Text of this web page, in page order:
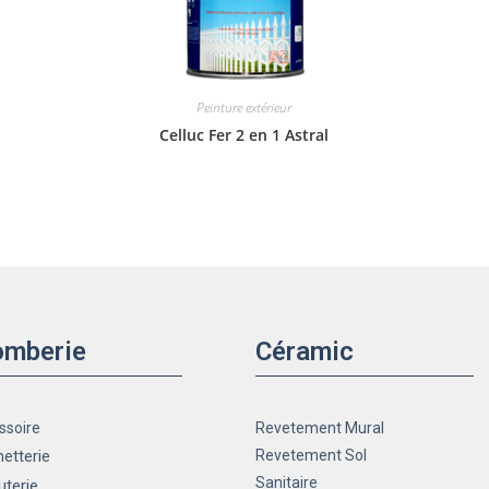
Peinture extérieur
Celluc Fer 2 en 1 Astral
Céramic
Revetement Mural
Revetement Sol
Sanitaire